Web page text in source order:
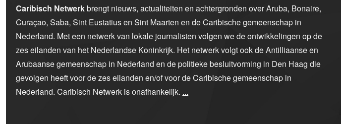
Caribisch Netwerkbrengt nieuws, actualiteiten en achtergronden over Aruba, Bonaire,
Curaçao, Saba, Sint Eustatius en Sint Maarten en de Caribische gemeenschap in
Nederland. Met een netwerk van lokale journalisten volgen we de ontwikkelingen op de
zes eilanden van het Nederlandse Koninkrijk. Het netwerk volgt ook de Antilliaanse en
Arubaanse gemeenschap in Nederland en de politieke besluitvorming in Den Haag die
gevolgen heeft voor de zes eilanden en/of voor de Caribische gemeenschap in
Nederland. Caribisch Netwerk is onafhankelijk. ...